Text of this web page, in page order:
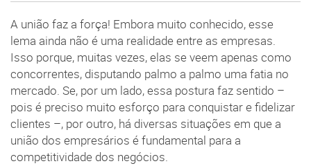
A união faz a força! Embora muito conhecido, esse
lema ainda não é uma realidade entre as empresas.
Isso porque, muitas vezes, elas se veem apenas como
concorrentes, disputando palmo a palmo uma fatia no
mercado. Se, por um lado, essa postura faz sentido –
pois é preciso muito esforço para conquistar e fidelizar
clientes –, por outro, há diversas situações em que a
união dos empresários é fundamental para a
competitividade dos negócios.